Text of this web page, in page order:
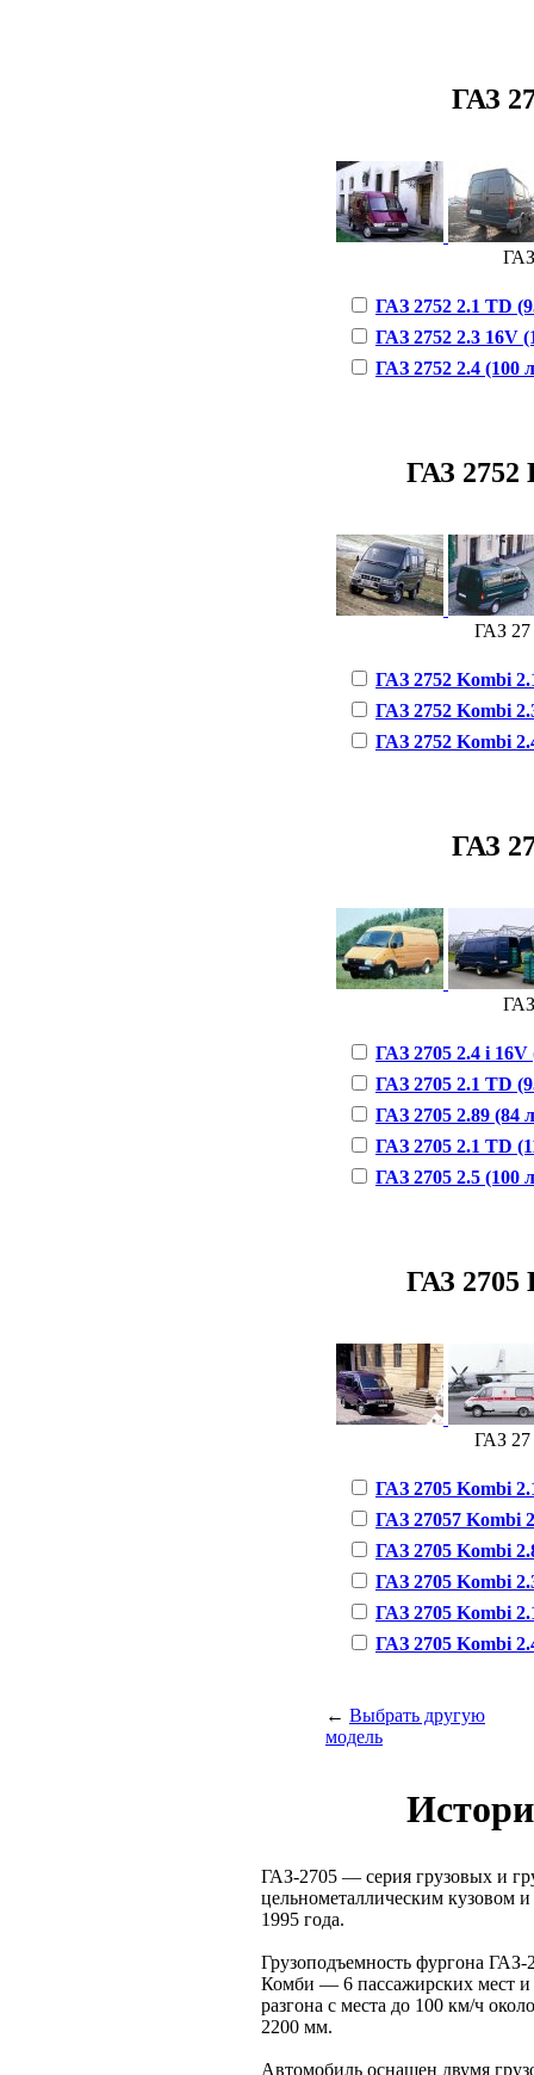
ГАЗ
ГАЗ 2752 2.1 TD
ГАЗ 2752 2.3 16V
ГАЗ 2752 2.4 (100
ГАЗ 2752
ГАЗ 27
ГАЗ 2752 Kombi
ГАЗ 2752 Kombi
ГАЗ 2752 Kombi
ГАЗ
ГАЗ 2705 2.4 i 16V
ГАЗ 2705 2.1 TD
ГАЗ 2705 2.89 (84
ГАЗ 2705 2.1 TD
ГАЗ 2705 2.5 (100
ГАЗ 2705
ГАЗ 27
ГАЗ 2705 Kombi
ГАЗ 27057 Kombi
ГАЗ 2705 Kombi
ГАЗ 2705 Kombi
ГАЗ 2705 Kombi
ГАЗ 2705 Kombi
← Выбрать другую
модель
ГАЗ-2705 — серия грузовых и
цельнометаллическим кузовом
1995 года.
Грузоподъемность фургона
Комби — 6 пассажирских мест и
разгона с места до 100 км/ч
2200 мм.
Автомобиль оснащен двумя